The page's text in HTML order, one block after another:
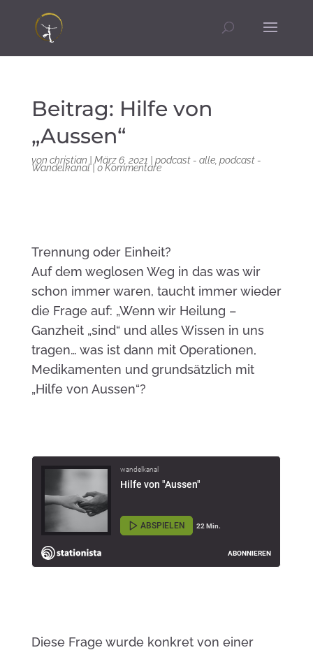
Beitrag: Hilfe von
„Aussen“
von christian März 6, 2021 podcast - alle, podcast -
Wandelkanal| 0 Kommentare
Trennung oder Einheit?
Auf dem weglosen Weg in das was wir
schon immer waren, taucht immer wieder
die Frage auf: „Wenn wir Heilung –
Ganzheit „sind“ und alles Wissen in uns
tragen… was ist dann mit Operationen,
Medikamenten und grundsätzlich mit
„Hilfe von Aussen“?
Diese Frage wurde konkret von einer